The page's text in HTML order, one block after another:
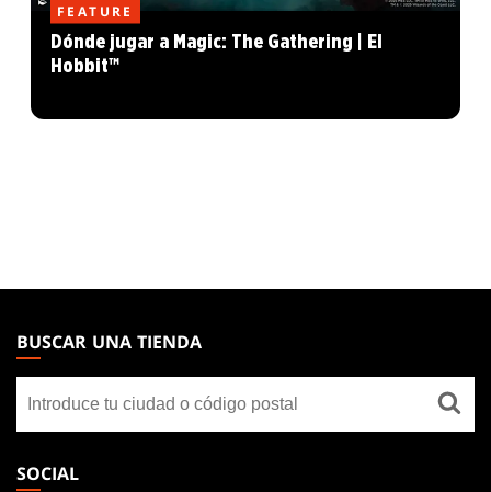
FEATURE
Dónde jugar a Magic: The Gathering | El
Hobbit™
THE
GATHERING
FOOTER
BUSCAR UNA TIENDA
una
tienda
SOCIAL